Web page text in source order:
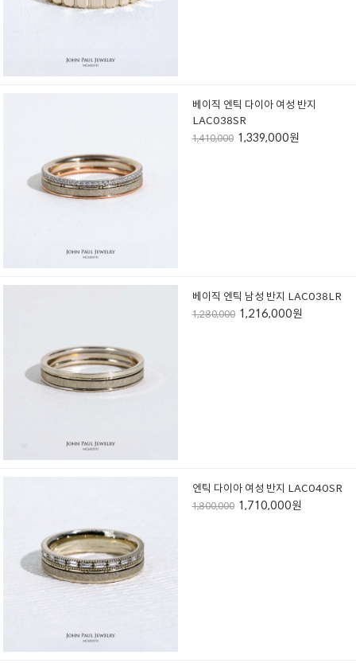
베이직 엔틱 다이아 여성 반지
LAC038SR
1,410,000 1,339,000원
베이직 엔틱 남성 반지 LAC038LR
1,280,000 1,216,000원
엔틱 다이아 여성 반지 LAC040SR
1,800,000 1,710,000원